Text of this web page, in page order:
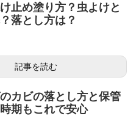
止め塗り方？虫よけと
落とし方は？
記事を読む
カビの落とし方と保管
期もこれで安心